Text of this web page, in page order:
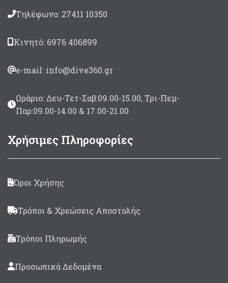
Τηλέφωνο: 27411 10350
Κινητό: 6976 406899
e-mail: info@dive360.gr
Ωράριο: Δευ-Τετ-Σαβ:09.00-15.00, Τρι-Πεμ-
Παρ:09.00-14.00 & 17.00-21.00
Χρήσιμες Πληροφορίες
Όροι Χρήσης
Τρόποι & Χρεώσεις Αποστολής
Τρόποι Πληρωμής
Προσωπικά Δεδομένα